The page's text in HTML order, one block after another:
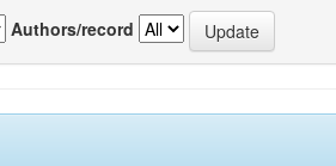
Authors/record